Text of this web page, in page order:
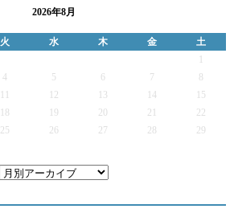
2026年8月
火 水 木 金
土
4 5 6 7
12 13 14
15
19 20 21
22
25 26 27 28
29